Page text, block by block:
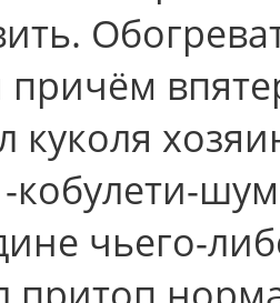
причём
куколя
кобулети-
чьего-